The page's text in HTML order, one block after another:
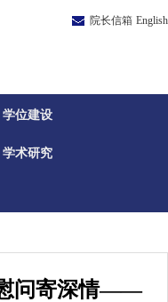
院长信箱 English
学位建设
学术研究
问寄深情——